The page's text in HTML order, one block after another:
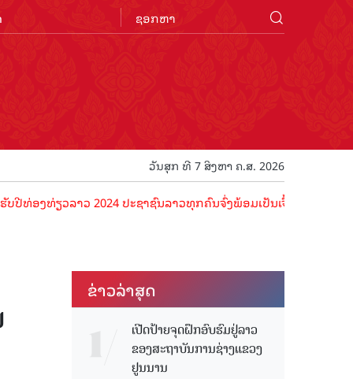
ວັນສຸກ ທີ 7 ສິງຫາ ຄ.ສ. 2026
ທ່ຽວລາວ 2024 ປະຊາຊົນລາວທຸກຄົນຈົ່ງພ້ອມເປັນເຈົ້າພາບທີ່ດີ ຕ້ອນຮັບ
ຂ່າວ​ລ່າ​ສຸດ
ເປີດປ້າຍຈຸດຝຶກອົບຮົມຢູ່ລາວ
ຂອງສະຖາບັນການຊ່າງແຂວງ
ຢູນນານ